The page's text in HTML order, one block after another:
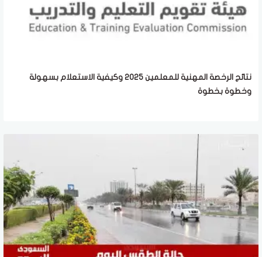
نتائج الرخصة المهنية للمعلمين 2025 وكيفية الاستعلام بسهولة
وخطوة بخطوة